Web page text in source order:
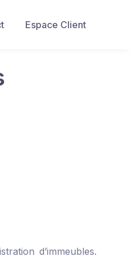
Espace Client
d’immeubles.